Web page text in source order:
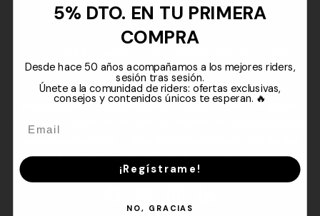
pionera en la distribución de equipos destinados a la
práctica de deportes de deslizamiento como el
Skateboard,elSnowboard,elSurf,elSkiy el
Descubre nuestras mejores colecciones:
para hombre,Trajes 3/2 para mujer,Surfskates
FacebookYouTubeInstagram
5% DTO. EN TU PRIMERA
COMPRA
Desde hace 50 años acompañamos a los mejores riders,
sesión tras sesión.
Únete a la comunidad de riders: ofertas exclusivas,
consejos y contenidos únicos te esperan. 🔥
¡Regístrame!
NO, GRACIAS